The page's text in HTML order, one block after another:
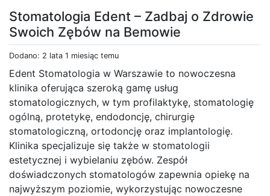
Stomatologia Edent – Zadbaj o Zdrowie
Swoich Zębów na Bemowie
Dodano: 2 lata 1 miesiąc temu
Edent Stomatologia w Warszawie to nowoczesna
klinika oferująca szeroką gamę usług
stomatologicznych, w tym profilaktykę, stomatologię
ogólną, protetykę, endodoncję, chirurgię
stomatologiczną, ortodoncję oraz implantologię.
Klinika specjalizuje się także w stomatologii
estetycznej i wybielaniu zębów. Zespół
doświadczonych stomatologów zapewnia opiekę na
najwyższym poziomie, wykorzystując nowoczesne